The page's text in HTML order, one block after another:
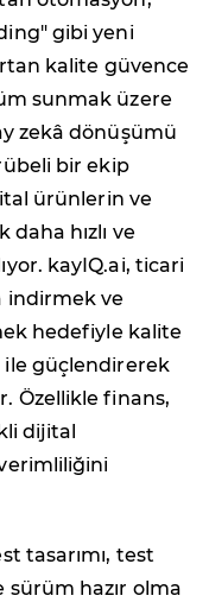
gibi yeni
kalite güvence
sunmak üzere
zekâ dönüşümü
bir ekip
ürünlerin ve
hızlı ve
kayIQ.ai, ticari
indirmek ve
hedefiyle kalite
ile güçlendirerek
Özellikle finans,
dijital
tasarımı, test
hazır olma